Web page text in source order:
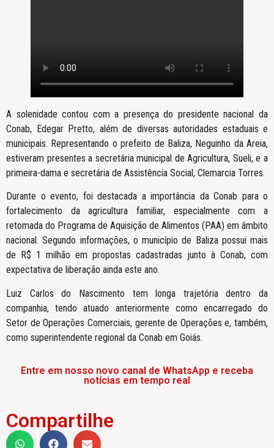
A solenidade contou com a presença do presidente nacional da
Conab, Edegar Pretto, além de diversas autoridades estaduais e
municipais. Representando o prefeito de Baliza, Neguinho da Areia,
estiveram presentes a secretária municipal de Agricultura, Sueli, e a
primeira-dama e secretária de Assistência Social, Clemarcia Torres.
Durante o evento, foi destacada a importância da Conab para o
fortalecimento da agricultura familiar, especialmente com a
retomada do Programa de Aquisição de Alimentos (PAA) em âmbito
nacional. Segundo informações, o município de Baliza possui mais
de R$ 1 milhão em propostas cadastradas junto à Conab, com
expectativa de liberação ainda este ano.
Luiz Carlos do Nascimento tem longa trajetória dentro da
companhia, tendo atuado anteriormente como encarregado do
Setor de Operações Comerciais, gerente de Operações e, também,
como superintendente regional da Conab em Goiás.
Entre em nosso novo canal de WhatsApp e receba
notícias em tempo real
Compartilhe